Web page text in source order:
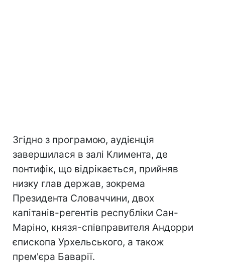
Згідно з програмою, аудієнція
завершилася в залі Климента, де
понтифік, що відрікається, прийняв
низку глав держав, зокрема
Президента Словаччини, двох
капітанів-регентів республіки Сан-
Маріно, князя-співправителя Андорри
єпископа Урхельського, а також
прем'єра Баварії.